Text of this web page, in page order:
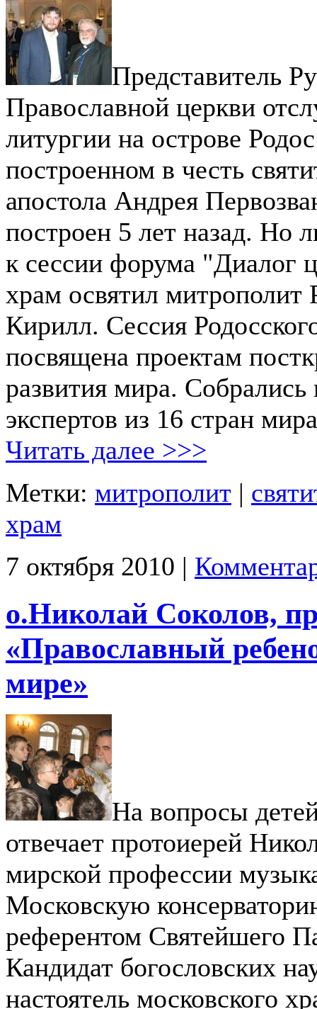
Представитель
Православной церкви
литургии на острове
построенном в честь
апостола Андрея
построен 5 лет назад. Но
к сессии форума "Диалог
храм освятил митрополит
Кирилл. Сессия
посвящена проектам
развития мира.
экспертов из 16 стран
Читать далее >>>
Метки: митрополит |
храм
7 октября 2010 |
о.Николай Соколов,
«Православный
мире»
На вопросы
отвечает протоиерей
мирской профессии
Московскую
референтом Святейшего
Кандидат богословских
настоятель московского